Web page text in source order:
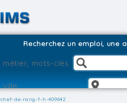
Recherchez un emploi, une
chef-de-rang-f-h-409642